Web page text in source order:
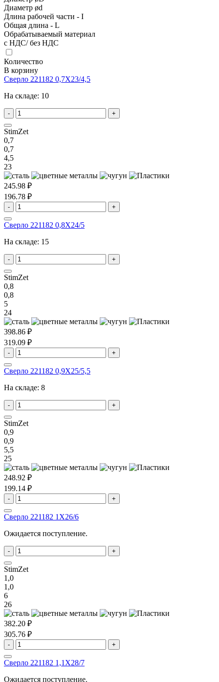
Диаметр ød
Длина рабочей части - I
Общая длина - L
Обрабатываемый материал
с НДС/ без НДС
Количество
В корзину
Сверло 221182 0,7X23/4,5
На складе: 10
- +
StimZet
0,7
0,7
4,5
23
245.98 ₽
196.78 ₽
- +
Сверло 221182 0,8X24/5
На складе: 15
- +
StimZet
0,8
0,8
5
24
398.86 ₽
319.09 ₽
- +
Сверло 221182 0,9X25/5,5
На складе: 8
- +
StimZet
0,9
0,9
5,5
25
248.92 ₽
199.14 ₽
- +
Сверло 221182 1X26/6
Ожидается поступление.
- +
StimZet
1,0
1,0
6
26
382.20 ₽
305.76 ₽
- +
Сверло 221182 1,1X28/7
Ожидается поступление.